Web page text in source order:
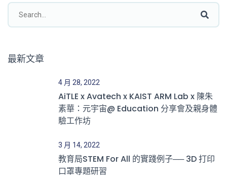
最新文章
4 月 28, 2022
AiTLE x Avatech x KAIST ARM Lab x 陳朱
素華：元宇宙@ Education 分享會及親身體
驗工作坊
3 月 14, 2022
教育局STEM For All 的實踐例子── 3D 打印
口罩專題研習